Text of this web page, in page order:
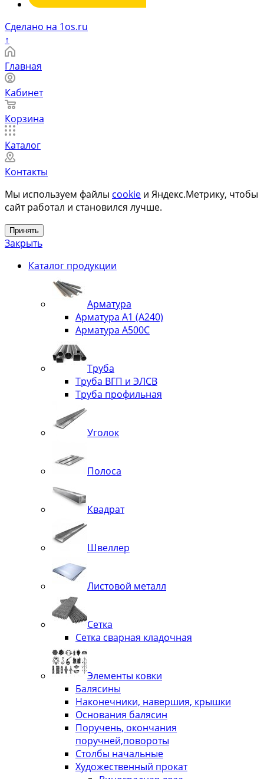
Сделано на 1os.ru
↑
Главная
Кабинет
Корзина
Каталог
Контакты
Мы используем файлы cookie и Яндекс.Метрику, чтобы
сайт работал и становился лучше.
Принять
Закрыть
Каталог продукции
Арматура
Арматура А1 (А240)
Арматура А500С
Труба
Труба ВГП и ЭЛСВ
Труба профильная
Уголок
Полоса
Квадрат
Швеллер
Листовой металл
Сетка
Сетка сварная кладочная
Элементы ковки
Балясины
Наконечники, навершия, крышки
Основания балясин
Поручень, окончания
поручней,повороты
Столбы начальные
Художественный прокат